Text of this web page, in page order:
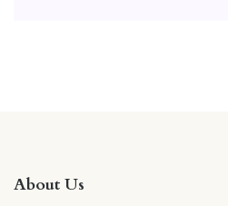
About Us